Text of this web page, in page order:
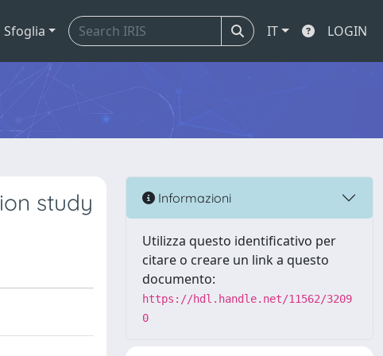
Sfoglia IT LOGIN
study Informazioni
Utilizza questo identificativo per
citare o creare un link a questo
documento:
https://hdl.handle.net/11562/3209
0